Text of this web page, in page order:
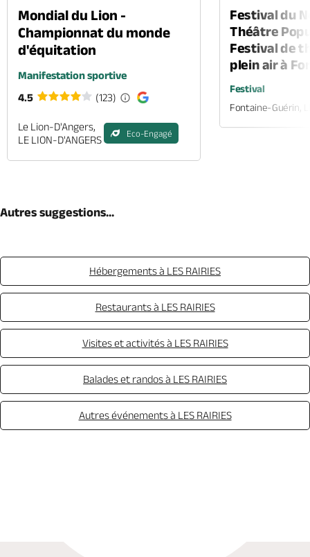
Mondial du Lion -
Championnat du monde
d'équitation
Manifestation sportive
4.5
(123)
Le Lion-D'Angers,
LE LION-D'ANGERS
Eco-Engagé
Festival du
Théâtre
Festival de
plein air à
Festival
Fontaine-Guérin,
Autres suggestions...
Hébergements à LES RAIRIES
Restaurants à LES RAIRIES
Visites et activités à LES RAIRIES
Balades et randos à LES RAIRIES
Autres événements à LES RAIRIES